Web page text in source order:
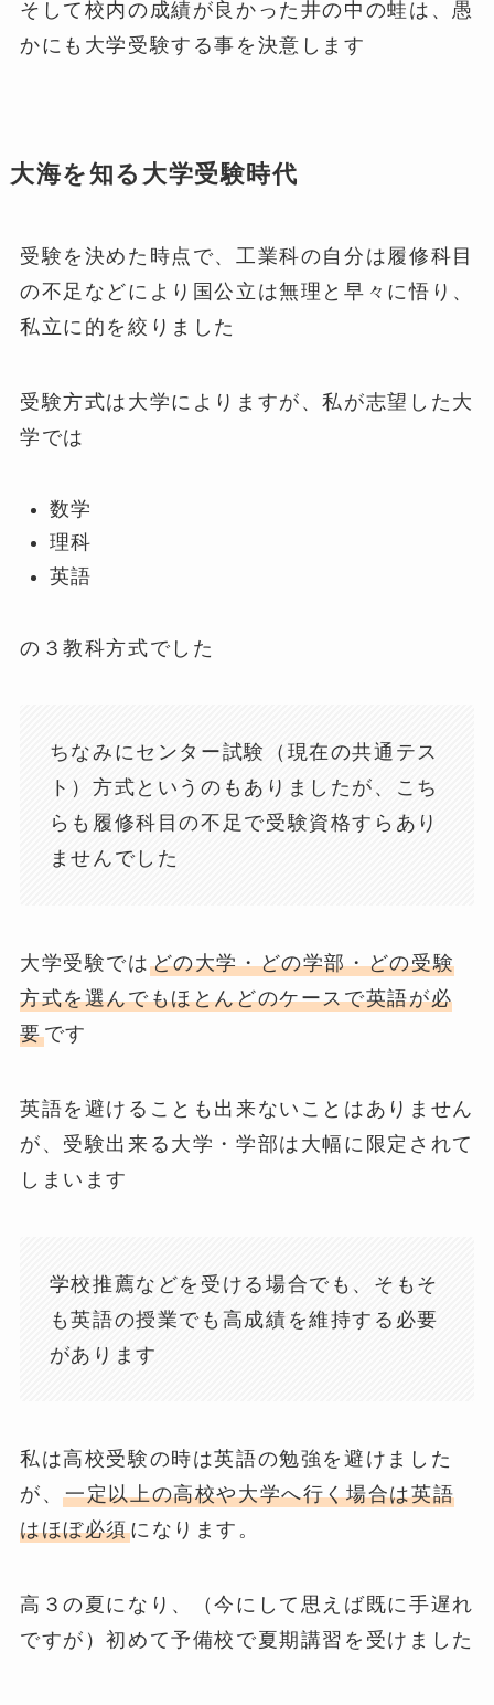
そして校内の成績が良かった井の中の蛙は、愚
かにも大学受験する事を決意します
大海を知る大学受験時代
受験を決めた時点で、工業科の自分は履修科目
の不足などにより国公立は無理と早々に悟り、
私立に的を絞りました
受験方式は大学によりますが、私が志望した大
学では
数学
理科
英語
の３教科方式でした
ちなみにセンター試験（現在の共通テス
ト）方式というのもありましたが、こち
らも履修科目の不足で受験資格すらあり
ませんでした
大学受験では どの大学・どの学部・どの受験
方式を選んでもほとんどのケースで英語が必
要です
英語を避けることも出来ないことはありません
が、受験出来る大学・学部は大幅に限定されて
しまいます
学校推薦などを受ける場合でも、そもそ
も英語の授業でも高成績を維持する必要
があります
私は高校受験の時は英語の勉強を避けました
が、一定以上の高校や大学へ行く場合は英語
はほぼ必須になります。
高３の夏になり、（今にして思えば既に手遅れ
ですが）初めて予備校で夏期講習を受けました